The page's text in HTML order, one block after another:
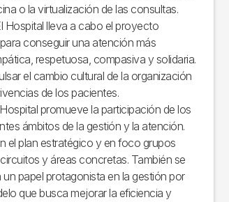
o la virtualización de las consultas.
Hospital lleva a cabo el proyecto
conseguir una atención más
respetuosa, compasiva y solidaria.
el cambio cultural de la organización
de los pacientes.
Hospital promueve la participación de los
ámbitos de la gestión y la atención.
el plan estratégico y en foco grupos
y áreas concretas. También se
un papel protagonista en la gestión por
que busca mejorar la eficiencia y